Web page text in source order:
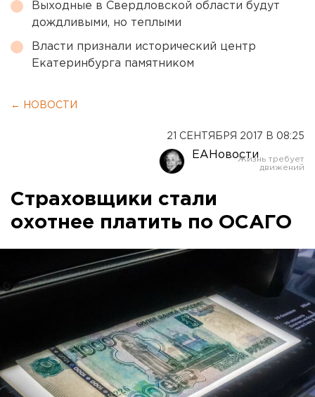
Выходные в Свердловской области будут
дождливыми, но теплыми
Власти признали исторический центр
Екатеринбурга памятником
← НОВОСТИ
21 СЕНТЯБРЯ 2017 В 08:25
ЕАНовости
Страховщики стали
охотнее платить по ОСАГО